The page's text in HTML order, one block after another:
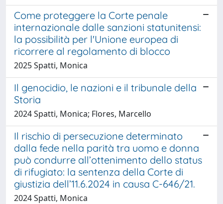
Come proteggere la Corte penale
internazionale dalle sanzioni statunitensi:
la possibilità per l'Unione europea di
ricorrere al regolamento di blocco
2025 Spatti, Monica
Il genocidio, le nazioni e il tribunale della
Storia
2024 Spatti, Monica; Flores, Marcello
Il rischio di persecuzione determinato
dalla fede nella parità tra uomo e donna
può condurre all’ottenimento dello status
di rifugiato: la sentenza della Corte di
giustizia dell’11.6.2024 in causa C-646/21.
2024 Spatti, Monica